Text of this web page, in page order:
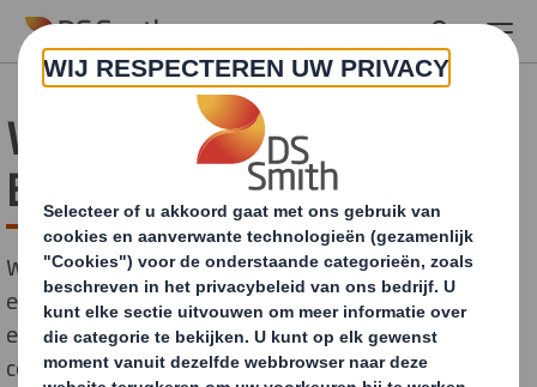
Skip to main content
Wat is de Circulaire
Economie?
Wat is de betekenis van de Circulaire Economie? Het is
een alternatieve oplossing voor de huidige lineaire
economie die gebaseerd is op een "nemen, maken,
consumeren en weggooien"-mentaliteit. Het is een